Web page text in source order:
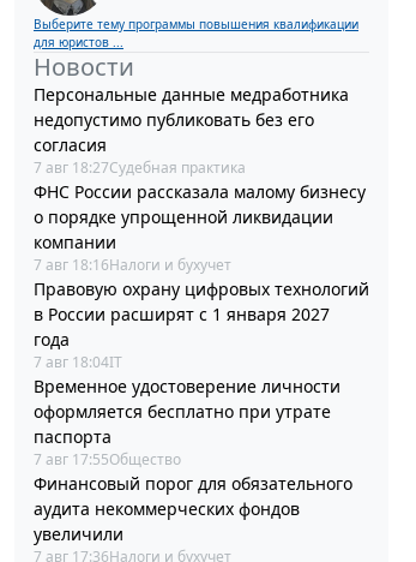
Выберите тему программы повышения квалификации
для юристов ...
Новости
Персональные данные медработника
недопустимо публиковать без его
согласия
7 авг 18:27Судебная практика
ФНС России рассказала малому бизнесу
о порядке упрощенной ликвидации
компании
7 авг 18:16Налоги и бухучет
Правовую охрану цифровых технологий
в России расширят с 1 января 2027
года
7 авг 18:04IT
Временное удостоверение личности
оформляется бесплатно при утрате
паспорта
7 авг 17:55Общество
Финансовый порог для обязательного
аудита некоммерческих фондов
увеличили
7 авг 17:36Налоги и бухучет